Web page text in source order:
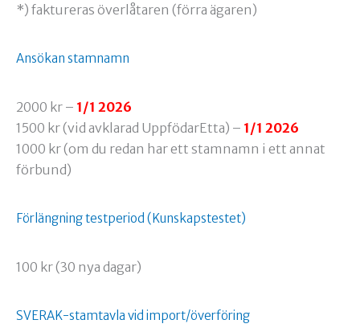
*) faktureras överlåtaren (förra ägaren)
Ansökan stamnamn
2000 kr – 1/1 2026
1500 kr (vid avklarad UppfödarEtta) – 1/1 2026
1000 kr (om du redan har ett stamnamn i ett annat
förbund)
Förlängning testperiod (Kunskapstestet)
100 kr (30 nya dagar)
SVERAK-stamtavla vid import/överföring